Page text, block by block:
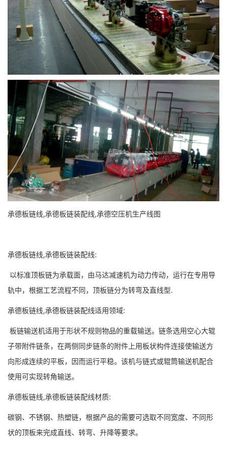
承德板链线,承德板链装配线,承德空压机生产线图
承德板链线,承德板链装配线:
以标准顶板链为承载面，由马达减速机为动力传动，运行在专用导
轨中，根据工艺流程不同，顶板链分为转弯及直线型.
承德板链线,承德板链装配线适用领域:
板链输送机适用于形状不规则物品的重载输送。链条选用空心大辊
子带附件链条，在两侧同步链条的附件上用板状构件连接使输送方
向形成连续的平板，因而运行平稳。该机与链式或辊筒输送机配合
使用可实现转角输送。
承德板链线,承德板链装配线材质:
碳钢、不锈钢、热塑链，根据产品的需要可选取不同宽度、不同形
状的顶板来完成直线、转弯、升降等要求。